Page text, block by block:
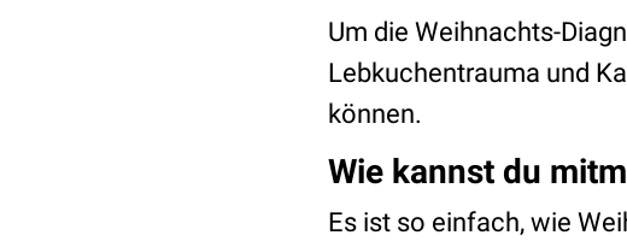
Um die Weihnachts-
Lebkuchentrauma und
können.
Wie kannst du
Es ist so einfach, wie